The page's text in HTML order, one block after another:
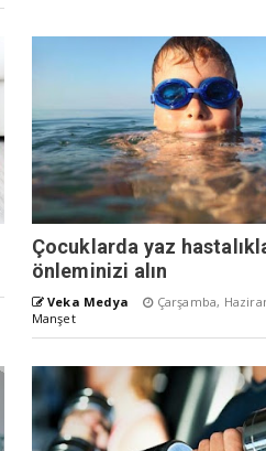
Çocuklarda yaz
önleminizi alın
Veka Medya
Çarşamba,
Manşet